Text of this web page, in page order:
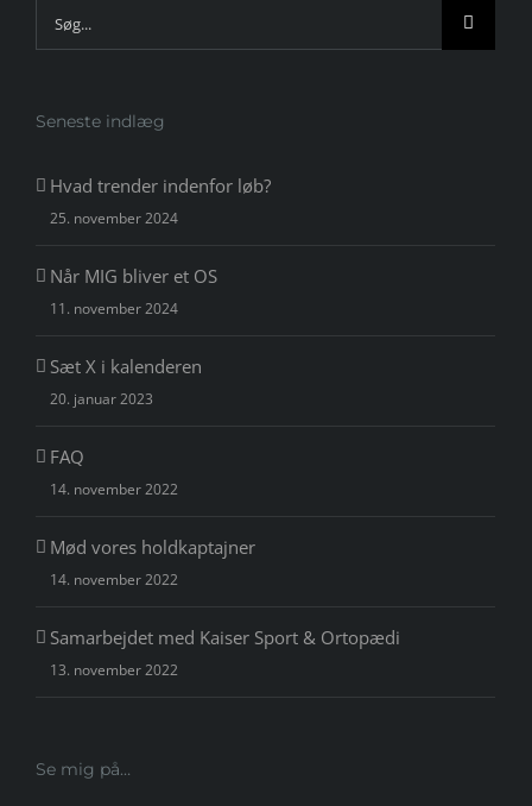
Søg
efter:
Seneste indlæg
Hvad trender indenfor løb?
25. november 2024
Når MIG bliver et OS
11. november 2024
Sæt X i kalenderen
20. januar 2023
FAQ
14. november 2022
Mød vores holdkaptajner
14. november 2022
Samarbejdet med Kaiser Sport & Ortopædi
13. november 2022
Se mig på…